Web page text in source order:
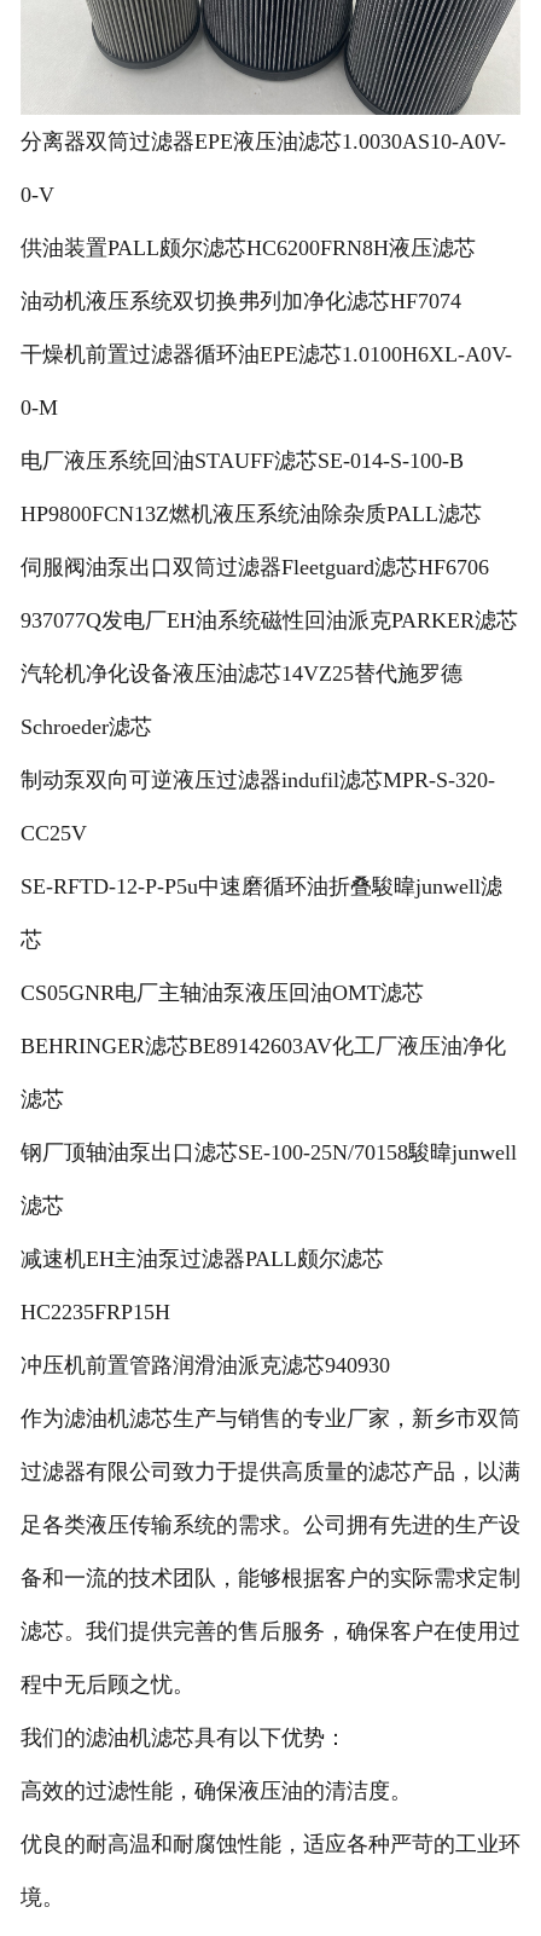
分离器双筒过滤器EPE液压油滤芯1.0030AS10-A0V-
0-V
供油装置PALL颇尔滤芯HC6200FRN8H液压滤芯
油动机液压系统双切换弗列加净化滤芯HF7074
干燥机前置过滤器循环油EPE滤芯1.0100H6XL-A0V-
0-M
电厂液压系统回油STAUFF滤芯SE-014-S-100-B
HP9800FCN13Z燃机液压系统油除杂质PALL滤芯
伺服阀油泵出口双筒过滤器Fleetguard滤芯HF6706
937077Q发电厂EH油系统磁性回油派克PARKER滤芯
汽轮机净化设备液压油滤芯14VZ25替代施罗德
Schroeder滤芯
制动泵双向可逆液压过滤器indufil滤芯MPR-S-320-
CC25V
SE-RFTD-12-P-P5u中速磨循环油折叠駿暐junwell滤
芯
CS05GNR电厂主轴油泵液压回油OMT滤芯
BEHRINGER滤芯BE89142603AV化工厂液压油净化
滤芯
钢厂顶轴油泵出口滤芯SE-100-25N/70158駿暐junwell
滤芯
减速机EH主油泵过滤器PALL颇尔滤芯
HC2235FRP15H
冲压机前置管路润滑油派克滤芯940930
作为滤油机滤芯生产与销售的专业厂家，新乡市双筒
过滤器有限公司致力于提供高质量的滤芯产品，以满
足各类液压传输系统的需求。公司拥有先进的生产设
备和一流的技术团队，能够根据客户的实际需求定制
滤芯。我们提供完善的售后服务，确保客户在使用过
程中无后顾之忧。
我们的滤油机滤芯具有以下优势：
高效的过滤性能，确保液压油的清洁度。
优良的耐高温和耐腐蚀性能，适应各种严苛的工业环
境。